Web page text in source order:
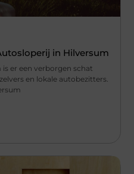
in Hilversum
er een verborgen schat
en lokale autobezitters.